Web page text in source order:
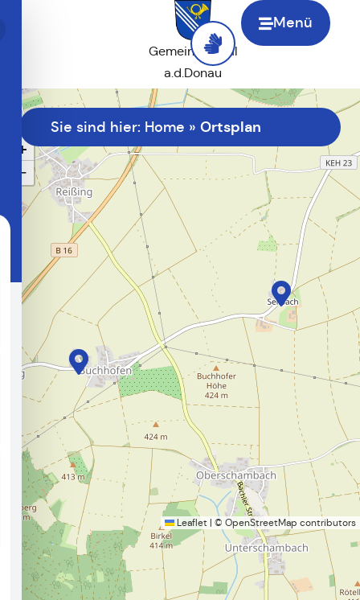
Menü
Gemeinde Saal
a.d.Donau
Sie sind hier: Home » Ortsplan
+
−
Leaflet | © OpenStreetMap contributors
Alles rund umGemeinde Saal
a.d.Donau